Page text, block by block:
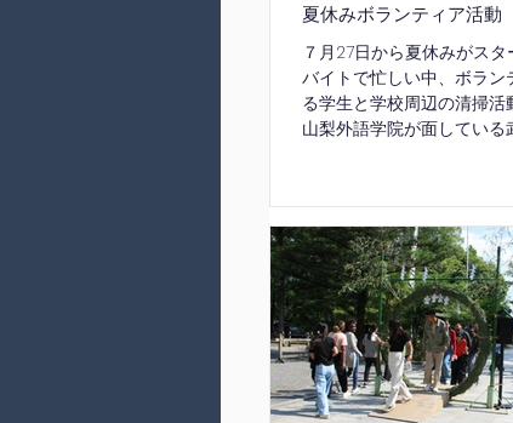
夏休みボランティア活動
７月27日から夏休みがスタ
バイトで忙しい中、ボラン
る学生と学校周辺の清掃活
山梨外語学院が面している
隣のごみ集積所の清掃を行
ちからは、ゴミがほとんど
に感心する声や、草取り作
との声も聞こえ、母国での
面もありました。 地域の皆
き、学生も安心して学校生
きています。その感謝の気
る活動や、地域の為に私た
活動にこれからも取り組ん